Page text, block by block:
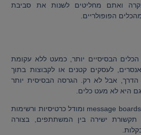
ואתם מחליטים לשנות את סביבת
הפופולריים.
הבסיסיים יותר, כמעט ללא עקומת
לעסקים קטנים או לקבוצות בתוך
אבל לא רק. הגרסה הבסיסית יותר
היא לא מעט כלים.
טרלו מאפשרת יצירה של message boards ומודל כרטיסיות ורשימות
תקשורת ישירה בין המשתתפים, בצורה